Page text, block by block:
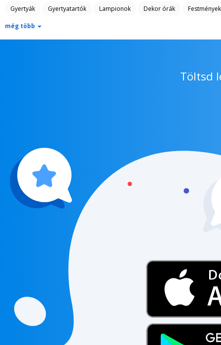
Gyertyák Gyertyatartók Lampionok Dekor órák Festmények
Dekoratív vázák és tálak
még több
Töltsd